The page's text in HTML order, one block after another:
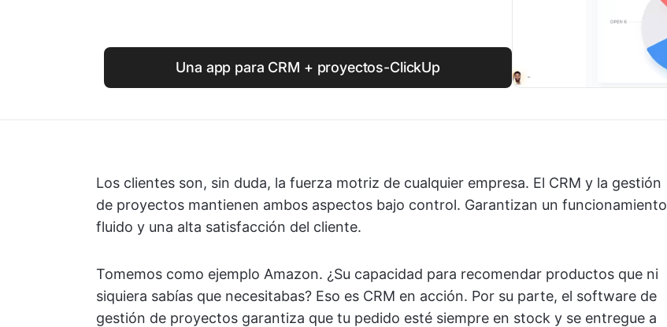
Una app para CRM + proyectos-ClickUp
Los clientes son, sin duda, la fuerza motriz de cualquier empresa. El CRM y la gestión
de proyectos mantienen ambos aspectos bajo control. Garantizan un funcionamiento
fluido y una alta satisfacción del cliente.
Tomemos como ejemplo Amazon. ¿Su capacidad para recomendar productos que ni
siquiera sabías que necesitabas? Eso es CRM en acción. Por su parte, el software de
gestión de proyectos garantiza que tu pedido esté siempre en stock y se entregue a